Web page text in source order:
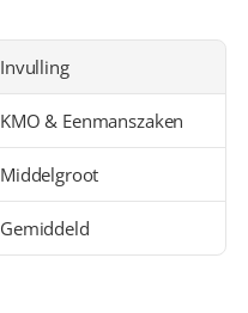
Invulling
KMO & Eenmanszaken
Middelgroot
Gemiddeld